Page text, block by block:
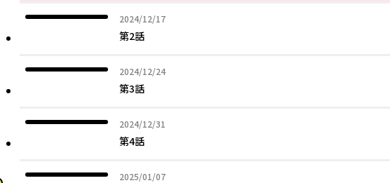
2024/12/17
2024年12月17日
第2話
2024/12/24
2024年12月24日
第3話
2024/12/31
2024年12月31日
第4話
2025/01/07
2025年01月07日